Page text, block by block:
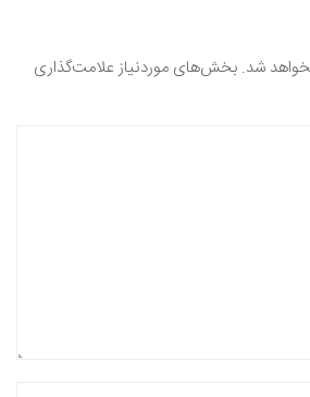
شد. بخش‌های موردنیاز علامت‌گذاری